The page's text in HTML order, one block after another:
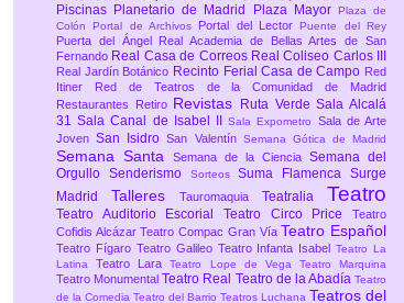
Piscinas Planetario de Madrid Plaza Mayor
Plaza de
Colón Portal de Archivos Portal del LectorPuente del Rey
Puerta del Ángel
Real Academia de Bellas Artes de San
Fernando Real Casa de Correos Real Coliseo Carlos III
Real Jardín Botánico Recinto Ferial Casa de Campo Red
Itiner
Red de Teatros de la Comunidad de Madrid
Restaurantes
Retiro Revistas Ruta VerdeSala Alcalá
31Sala Canal de Isabel IISala Expometro Sala de Arte
JovenSan IsidroSan Valentín Semana Gótica de Madrid
Semana Santa Semana de la Ciencia Semana del
Orgullo Senderismo SorteosSuma FlamencaSurge
Madrid Talleres Tauromaquia Teatralia Teatro
Teatro Auditorio Escorial Teatro Circo Price Teatro
Cofidis AlcázarTeatro Compac Gran Vía Teatro Español
Teatro Fígaro Teatro Galileo Teatro Infanta IsabelTeatro La
Latina Teatro LaraTeatro Lope de Vega Teatro Marquina
Teatro Monumental Teatro Real Teatro de la Abadía Teatro
de la Comedia Teatro del Barrio Teatros Luchana Teatros del